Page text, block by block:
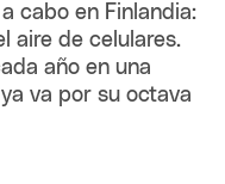
cabo en Finlandia:
aire de celulares.
año en una
va por su octava